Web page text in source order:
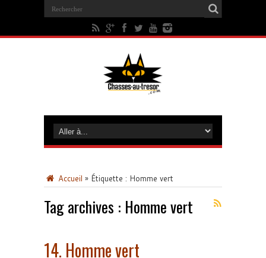
Accueil » Étiquette : Homme vert
Tag archives : Homme vert
14. Homme vert